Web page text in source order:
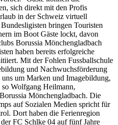
sich direkt mit den Profis
in der Schweiz virtuell
bringen Touristen
im Boot Gäste lockt, davon
Borussia Mönchengladbach
haben bereits erfolgreiche
Mit der Fohlen Fussballschule
und Nachwuchsförderung
um Marken und Imagebildung,
Wolfgang Heilmann,
Mönchengladbach. Die
auf Sozialen Medien spricht für
Dort haben die Ferienregion
FC Schlke 04 auf fünf Jahre